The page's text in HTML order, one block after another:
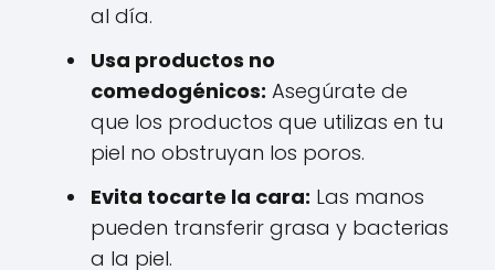
al día.
Usa productos no
comedogénicos: Asegúrate de
que los productos que utilizas en tu
piel no obstruyan los poros.
Evita tocarte la cara: Las manos
pueden transferir grasa y bacterias
a la piel.